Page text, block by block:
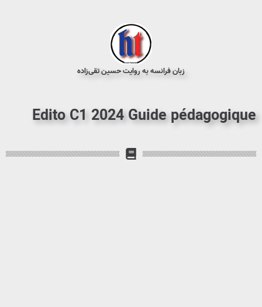
زبان فرانسه به روایت حسین تقی‌زاده
Edito C1 2024 Guide pédagogique